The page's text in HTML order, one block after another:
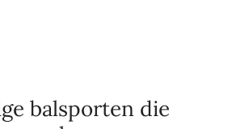
balsporten die